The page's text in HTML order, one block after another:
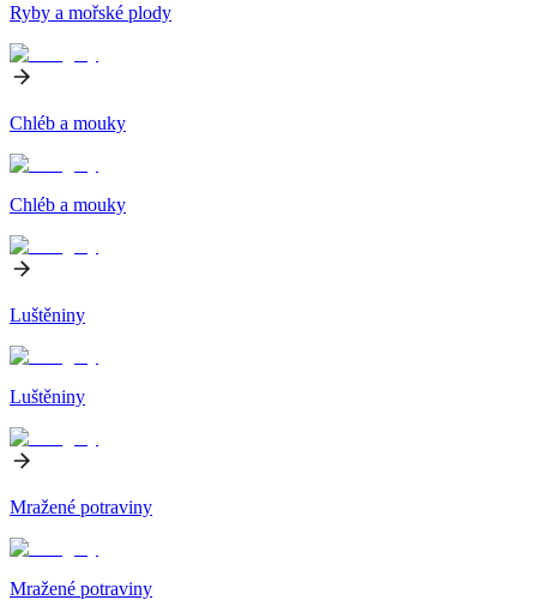
Ryby a mořské plody
Chléb a mouky
Chléb a mouky
Luštěniny
Luštěniny
Mražené potraviny
Mražené potraviny